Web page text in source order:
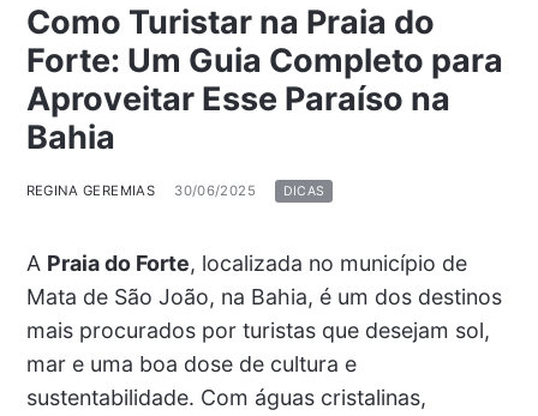
Como Turistar na Praia do
Forte: Um Guia Completo para
Aproveitar Esse Paraíso na
Bahia
REGINA GEREMIAS 30/06/2025 DICAS
A Praia do Forte, localizada no município de
Mata de São João, na Bahia, é um dos destinos
mais procurados por turistas que desejam sol,
mar e uma boa dose de cultura e
sustentabilidade. Com águas cristalinas,